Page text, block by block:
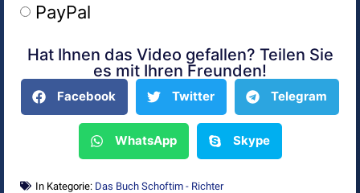
PayPal
Alternative:
Hat Ihnen das Video gefallen? Teilen Sie
es mit Ihren Freunden!
Facebook Twitter Telegram
WhatsApp Skype
In Kategorie: Das Buch Schoftim - Richter